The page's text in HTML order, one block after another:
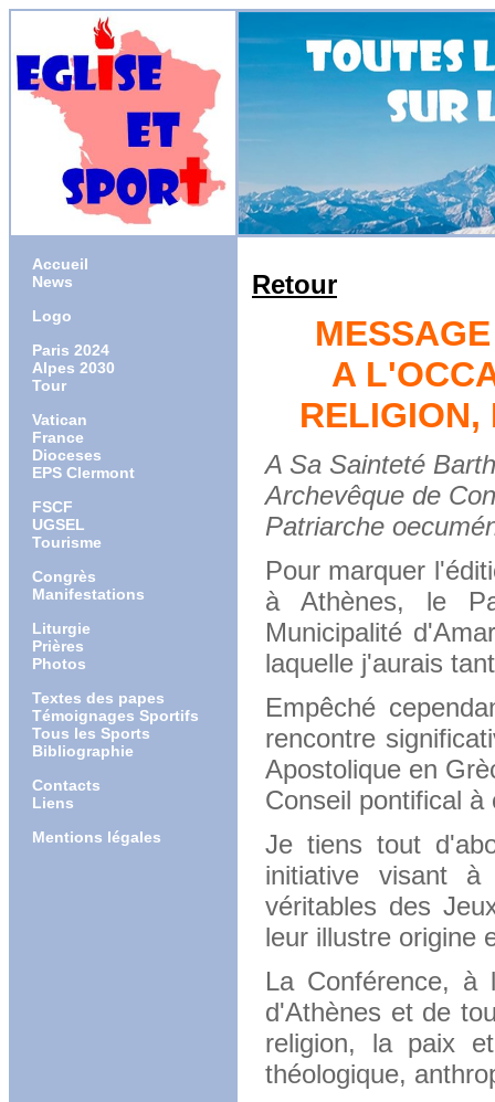
Accueil
News
Logo
Paris 2024
Alpes 2030
Tour
Vatican
France
Dioceses
EPS Clermont
FSCF
UGSEL
Tourisme
Congrès
Manifestations
Liturgie
Prières
Photos
Textes des papes
Témoignages Sportifs
Tous les Sports
Bibliographie
Contacts
Liens
Mentions légales
Retour
A
RELIGION,
A Sa Sainteté
Archevêque de
Patriarche
Pour marquer
à Athènes, le
Municipalité
laquelle j'aurais
Empêché
rencontre
Apostolique en
Conseil pontifical
Je tiens tout
initiative visant
véritables des
leur illustre origine
La Conférence, à
d'Athènes et de
religion, la paix
théologique,